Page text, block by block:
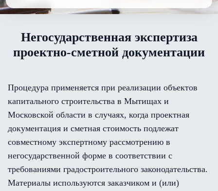
Негосударственная экспертиза
проектно-сметной документации
Процедура применяется при реализации объектов
капитального строительства в Мытищах и
Московской области в случаях, когда проектная
документация и сметная стоимость подлежат
совместному экспертному рассмотрению в
негосударственной форме в соответствии с
требованиями градостроительного законодательства.
Материалы используются заказчиком и (или)